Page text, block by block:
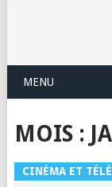
MENU
MOIS :
CINÉMA ET TÉLÉ